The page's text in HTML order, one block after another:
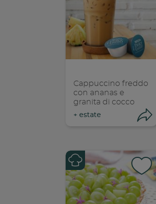
Cappuccino freddo
con ananas e
granita di cocco
+ estate